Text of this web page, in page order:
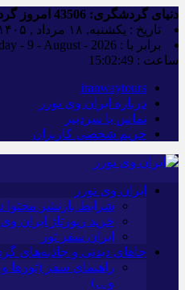
دنیای گردشگری: امروز
تاریخ : یکشنبه, ۱۸ مرداد , ۱۴۰۵
برابر با : Sunday - 9 - August - 2026
ساعت : 15:02:50
iranwaytours
درباره ایران وی تورز
تماس با سردبیر
حریم شخصی کاربران
ایران وی تورز
شرایط بازنشر محتوا
خرید رپورتاژ ایران وی
ایران سفر تور
جاهای دیدنی و جاذبه‌های
راهنمای سفر (تورها
و…)